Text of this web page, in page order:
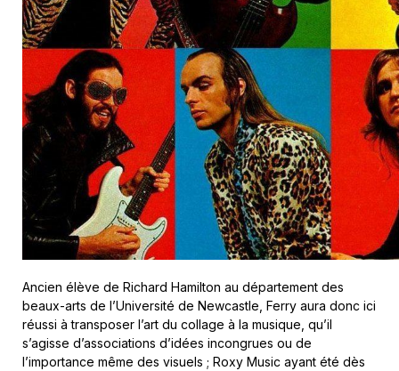
Ancien élève de Richard Hamilton au département des
beaux-arts de l’Université de Newcastle, Ferry aura donc ici
réussi à transposer l’art du collage à la musique, qu’il
s’agisse d’associations d’idées incongrues ou de
l’importance même des visuels ; Roxy Music ayant été dès